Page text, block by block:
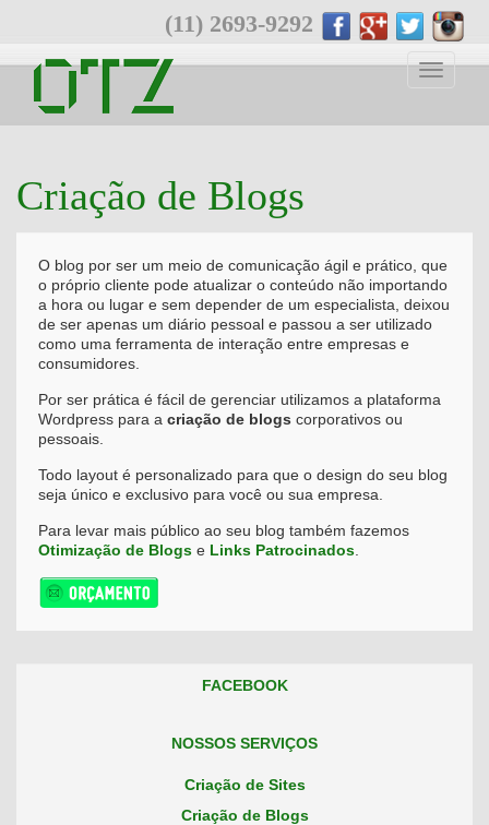
(11) 2693-9292
Toggle
Criação de Blogs
O blog por ser um meio de comunicação ágil e prático, que
o próprio cliente pode atualizar o conteúdo não importando
a hora ou lugar e sem depender de um especialista, deixou
de ser apenas um diário pessoal e passou a ser utilizado
como uma ferramenta de interação entre empresas e
consumidores.
Por ser prática é fácil de gerenciar utilizamos a plataforma
Wordpress para a criação de blogs corporativos ou
pessoais.
Todo layout é personalizado para que o design do seu blog
seja único e exclusivo para você ou sua empresa.
Para levar mais público ao seu blog também fazemos
Otimização de Blogs e Links Patrocinados
FACEBOOK
NOSSOS SERVIÇOS
Criação de Sites
Criação de Blogs